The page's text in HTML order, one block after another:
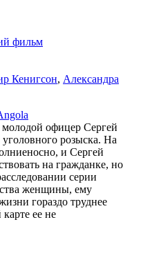
фильм
Кенигсон, Александра
офицер Сергей
розыска. На
и Сергей
на гражданке, но
серии
женщины, ему
гораздо труднее
ее не